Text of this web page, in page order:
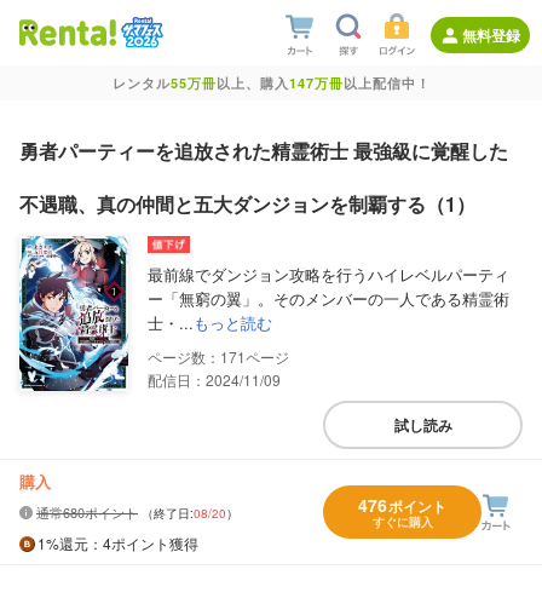
無料登録
レンタル55万冊以上、購入147万冊以上配信中！
勇者パーティーを追放された精霊術士 最強級に覚醒した
不遇職、真の仲間と五大ダンジョンを制覇する（1）
最前線でダンジョン攻略を行うハイレベルパーティ
ー「無窮の翼」。そのメンバーの一人である精霊術
士・...もっと読む
171
配信日：2024/11/09
試し読み
購入
通常680ポイント （終了日:08/20）
1%還元 ：4ポイント獲得
476ポイント
すぐに購入